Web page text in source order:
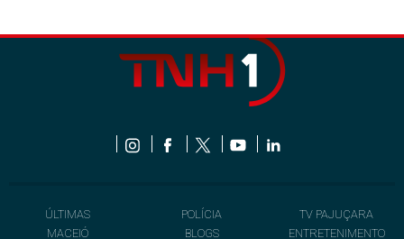
ÚLTIMAS
MACEIÓ
POLÍCIA
BLOGS
TV PAJUÇARA
ENTRETENIMENTO